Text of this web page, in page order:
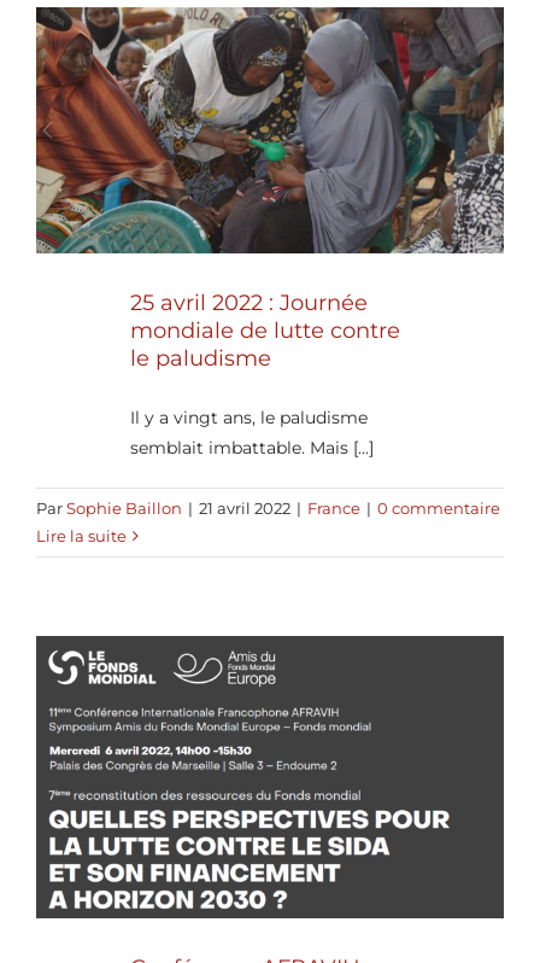
25 avril 2022 : Journée
mondiale de lutte contre
le paludisme
Il y a vingt ans, le paludisme
semblait imbattable. Mais [...]
ParSophie Baillon | 21 avril 2022 | France | 0 commentaire
Lire la suite